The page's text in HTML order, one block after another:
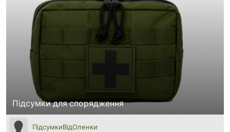
Підсумки для спорядження
ПідсумкиВідОленки